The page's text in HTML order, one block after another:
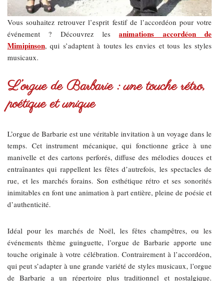
Vous souhaitez retrouver l’esprit festif de l’accordéon pour votre
événement ? Découvrez lesanimations accordéon de
Mimipinson, qui s’adaptent à toutes les envies et tous les styles
musicaux.
L’orgue de Barbarie : une touche rétro,
poétique et unique
L’orgue de Barbarie est une véritable invitation à un voyage dans le
temps. Cet instrument mécanique, qui fonctionne grâce à une
manivelle et des cartons perforés, diffuse des mélodies douces et
entraînantes qui rappellent les fêtes d’autrefois, les spectacles de
rue, et les marchés forains. Son esthétique rétro et ses sonorités
inimitables en font une animation à part entière, pleine de poésie et
d’authenticité.
Idéal pour les marchés de Noël, les fêtes champêtres, ou les
événements thème guinguette, l’orgue de Barbarie apporte une
touche originale à votre célébration. Contrairement à l’accordéon,
qui peut s’adapter à une grande variété de styles musicaux, l’orgue
de Barbarie a un répertoire plus traditionnel et nostalgique.